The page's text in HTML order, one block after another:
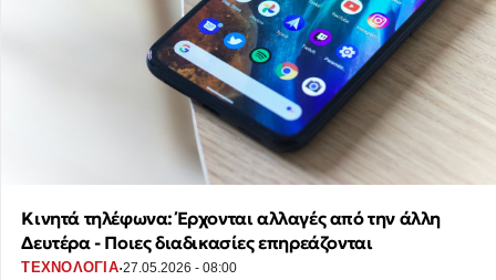
Κινητά τηλέφωνα: Έρχονται αλλαγές από την άλλη
Δευτέρα - Ποιες διαδικασίες επηρεάζονται
ΤΕΧΝΟΛΟΓΙΑ·27.05.2026 - 08:00